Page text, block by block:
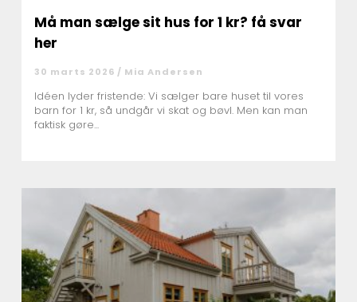
Må man sælge sit hus for 1 kr? få svar
her
30 marts 2026 / Mia Andersen
Idéen lyder fristende: Vi sælger bare huset til vores
barn for 1 kr, så undgår vi skat og bøvl. Men kan man
faktisk gøre...